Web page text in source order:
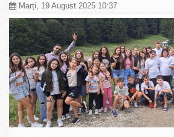
Marți, 19 August 2025 10:37